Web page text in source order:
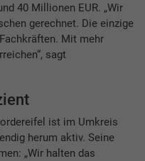
40 Millionen EUR. „Wir
gerechnet. Die einzige
Mit mehr
sagt
ist im Umkreis
herum aktiv. Seine
„Wir halten das